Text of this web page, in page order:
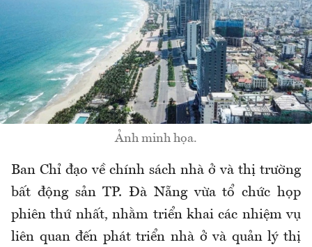
Ảnh minh họa.
Ban Chỉ đạo về chính sách nhà ở và thị trường
bất động sản TP. Đà Nẵng vừa tổ chức họp
phiên thứ nhất, nhằm triển khai các nhiệm vụ
liên quan đến phát triển nhà ở và quản lý thị